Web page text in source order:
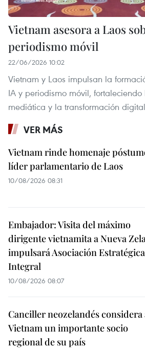
Vietnam asesora a Laos
periodismo móvil
22/06/2026 10:02
Vietnam y Laos impulsan la
IA y periodismo móvil,
mediática y la transformación
VER MÁS
Vietnam rinde homenaje
líder parlamentario de Laos
10/08/2026 08:31
Embajador: Visita del máximo
dirigente vietnamita a Nueva
impulsará Asociación Estratégica
Integral
10/08/2026 08:07
Canciller neozelandés considera
Vietnam un importante socio
regional de su país